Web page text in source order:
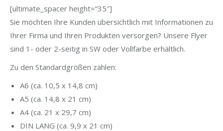
[ultimate_spacer height=“35″]
Sie möchten Ihre Kunden übersichtlich mit Informationen zu
Ihrer Firma und Ihren Produkten versorgen? Unsere Flyer
sind 1- oder 2-seitig in SW oder Vollfarbe erhältlich.
Zu den Standardgrößen zählen:
A6 (ca. 10,5 x 14,8 cm)
A5 (ca. 14,8 x 21 cm)
A4 (ca. 21 x 29,7 cm)
DIN LANG (ca. 9,9 x 21 cm)